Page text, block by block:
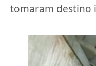
tomaram destino